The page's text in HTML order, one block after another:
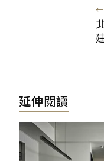
←
延伸閱讀